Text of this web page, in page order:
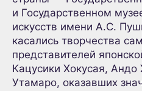
и Государственном
искусств имени А.С.
касались творчества
представителей
Кацусики Хокусая, Андо
Утамаро, оказавших